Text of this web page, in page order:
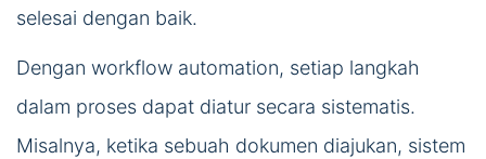
selesai dengan baik.
Dengan workflow automation, setiap langkah
dalam proses dapat diatur secara sistematis.
Misalnya, ketika sebuah dokumen diajukan, sistem